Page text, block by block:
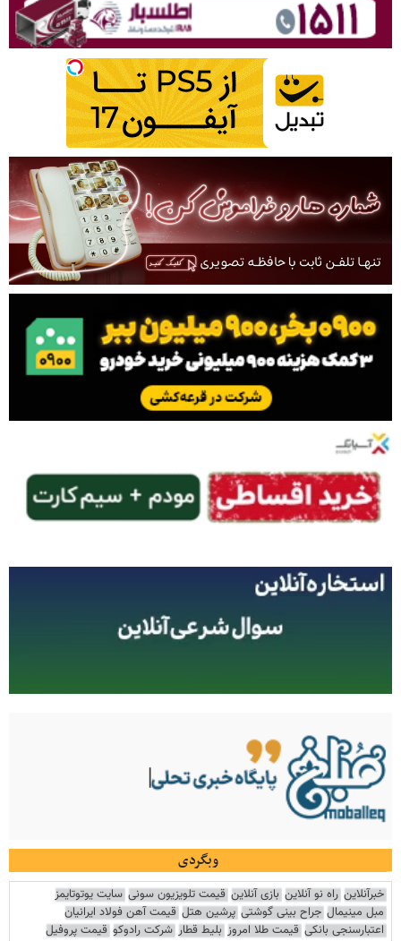
وبگردی
خبرآنلاین راه نو آنلاین بازی آنلاین قیمت تلویزیون سونی سایت یوتوتایمز
مبل مینیمال جراح بینی گوشتی پرشین هتل قیمت آهن فولاد ایرانیان
اعتبارسنجی بانکی قیمت طلا امروز بلیط قطار شرکت رادوکو قیمت پروفیل